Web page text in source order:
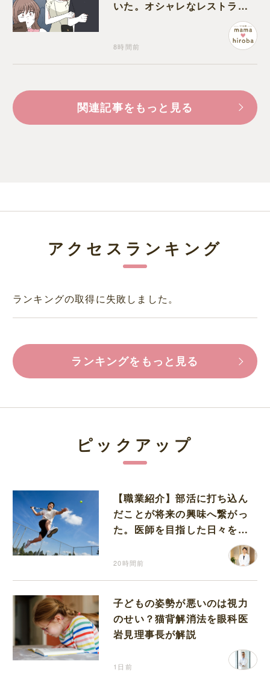
いた。オシャレなレストラン
8時間前
関連記事をもっと見る
アクセスランキング
ランキングの取得に失敗しました。
ランキングをもっと見る
ピックアップ
【職業紹介】部活に打ち込ん
だことが将来の興味へ繋がっ
た。医師を目指した日々を振
20時間前
子どもの姿勢が悪いのは視力
のせい？猫背解消法を眼科医
岩見理事長が解説
1日前